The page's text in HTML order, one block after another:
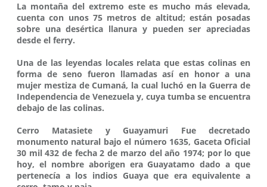
La montaña del extremo este es mucho más elevada,
cuenta con unos 75 metros de altitud; están posadas
sobre una desértica llanura y pueden ser apreciadas
desde el ferry.
Una de las leyendas locales relata que estas colinas en
forma de seno fueron llamadas así en honor a una
mujer mestiza de Cumaná, la cual luchó en la Guerra de
Independencia de Venezuela y, cuya tumba se encuentra
debajo de las colinas.
Cerro Matasiete y Guayamuri Fue decretado
monumento natural bajo el número 1635, Gaceta Oficial
30 mil 432 de fecha 2 de marzo del año 1974; por lo que
hoy, el nombre aborigen era Guayatamo dado a que
pertenecía a los indios Guaya que era equivalente a